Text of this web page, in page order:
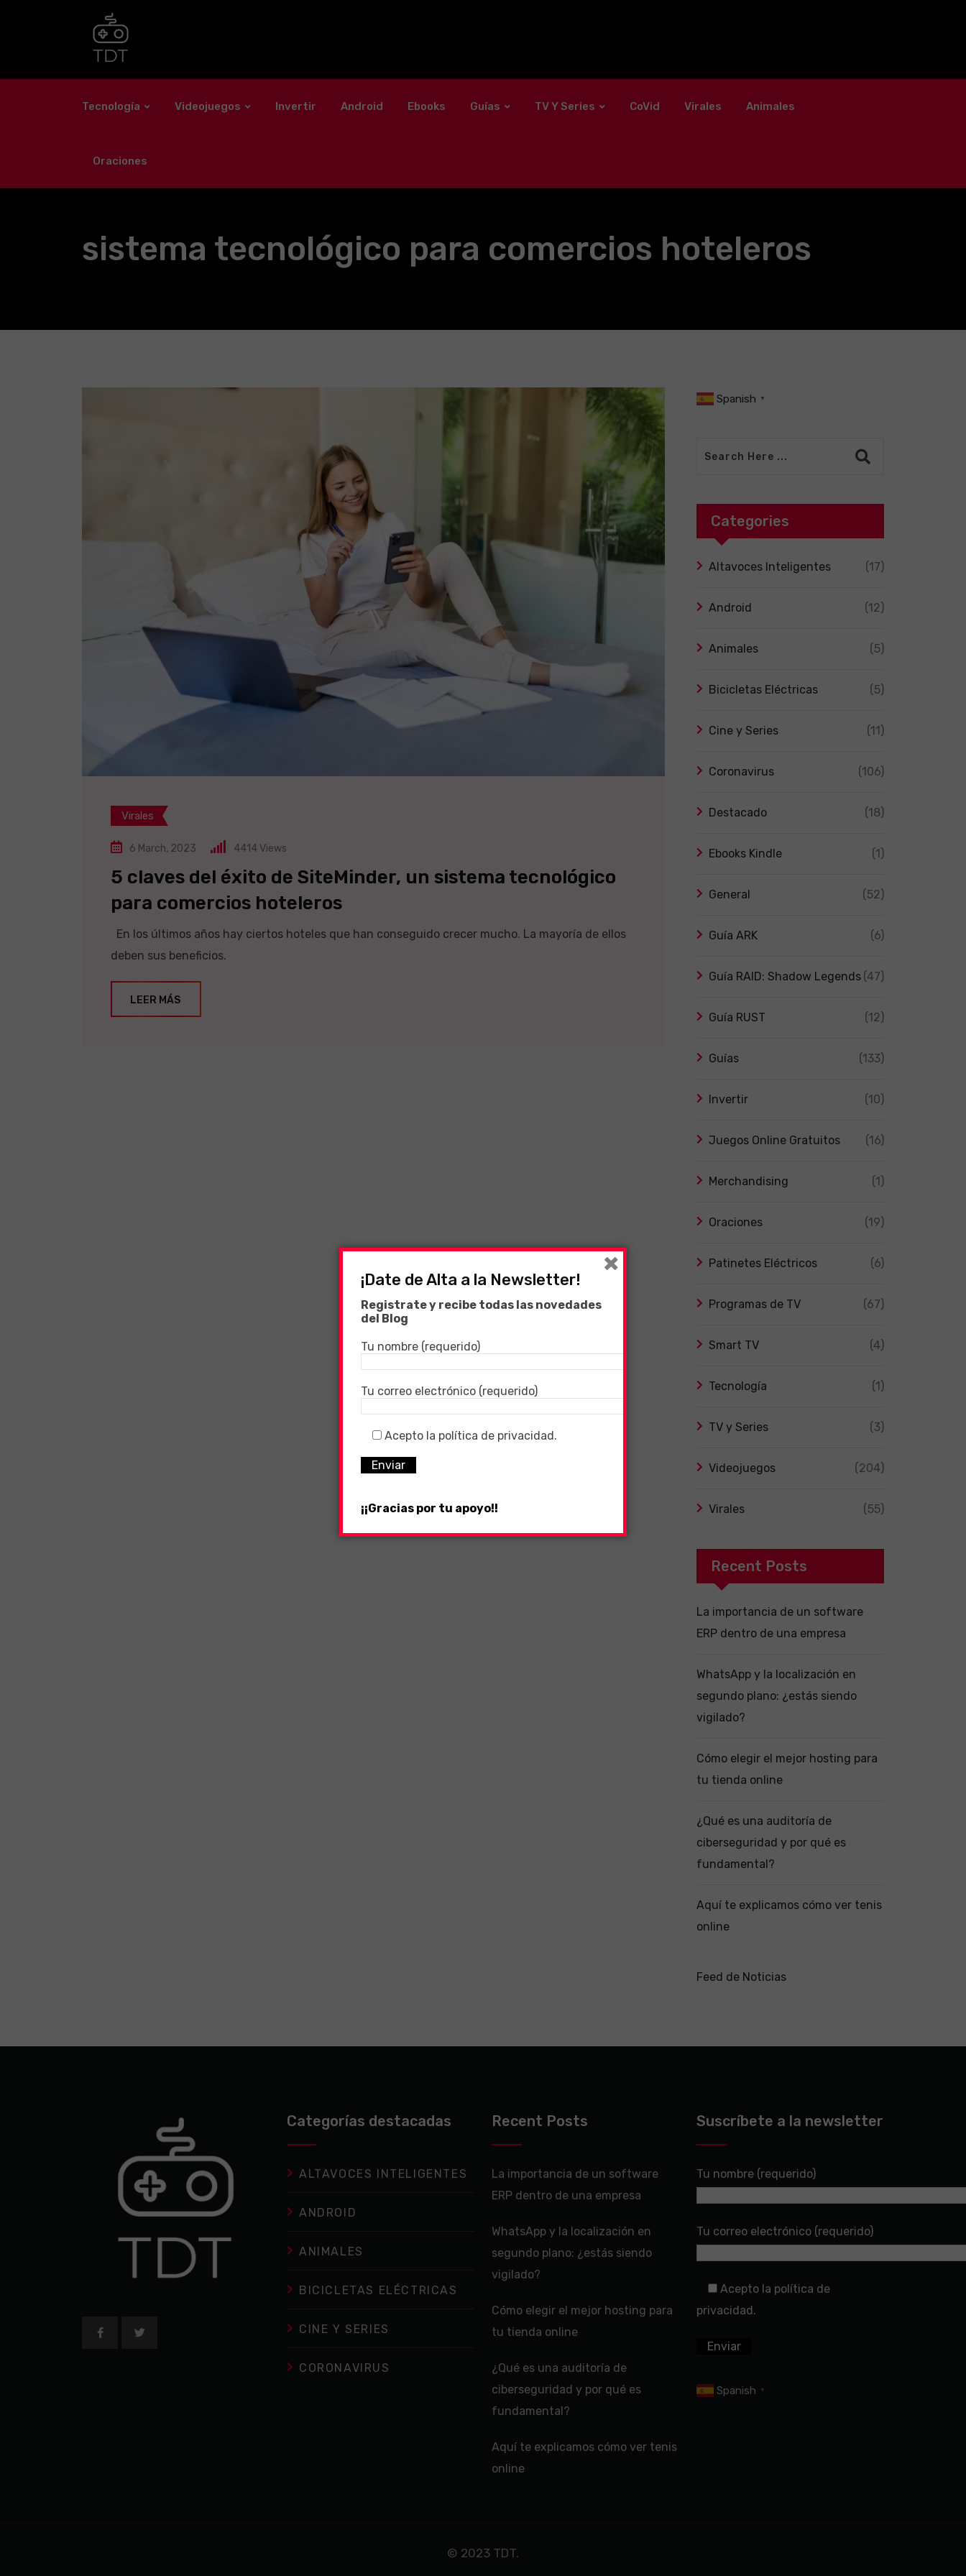
Tecnología Videojuegos Invertir Android Ebooks Guías TV Y Series CoVid Virales Animales
Oraciones
sistema tecnológico para comercios hoteleros
Virales
6 March, 2023 4414 Views
5 claves del éxito de SiteMinder, un sistema tecnológico
para comercios hoteleros
En los últimos años hay ciertos hoteles que han conseguido crecer mucho. La mayoría de ellos
deben sus beneficios.
LEER MÁS
Spanish ▼
Categories
Altavoces Inteligentes (17)
Android (12)
Animales (5)
Bicicletas Eléctricas (5)
Cine y Series (11)
Coronavirus (106)
Destacado (18)
Ebooks Kindle (1)
General (52)
Guía ARK (6)
Guía RAID: Shadow Legends (47)
Guía RUST (12)
Guías (133)
Invertir (10)
Juegos Online Gratuitos (16)
Merchandising (1)
Oraciones (19)
Patinetes Eléctricos (6)
Programas de TV (67)
Smart TV (4)
Tecnología (1)
TV y Series (3)
Videojuegos (204)
Virales (55)
Recent Posts
La importancia de un software
ERP dentro de una empresa
WhatsApp y la localización en
segundo plano: ¿estás siendo
vigilado?
Cómo elegir el mejor hosting para
tu tienda online
¿Qué es una auditoría de
ciberseguridad y por qué es
fundamental?
Aquí te explicamos cómo ver tenis
online
Feed de Noticias
Categorías destacadas
ALTAVOCES INTELIGENTES
ANDROID
ANIMALES
BICICLETAS ELÉCTRICAS
CINE Y SERIES
CORONAVIRUS
Recent Posts
La importancia de un software
ERP dentro de una empresa
WhatsApp y la localización en
segundo plano: ¿estás siendo
vigilado?
Cómo elegir el mejor hosting para
tu tienda online
¿Qué es una auditoría de
ciberseguridad y por qué es
fundamental?
Aquí te explicamos cómo ver tenis
online
Suscríbete a la newsletter
Tu nombre (requerido)
Tu correo electrónico (requerido)
Acepto la política de
privacidad.
Spanish ▼
© 2023 TDT.
¡Date de Alta a la Newsletter!
Registrate y recibe todas las novedades
del Blog
Tu nombre (requerido)
Tu correo electrónico (requerido)
Acepto la política de privacidad.
¡¡Gracias por tu apoyo!!
×